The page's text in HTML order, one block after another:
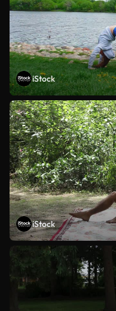
iStock
iStock